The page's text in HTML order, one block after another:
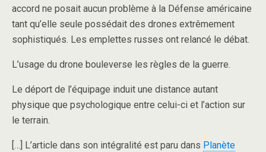
accord ne posait aucun problème à la Défense américaine
tant qu’elle seule possédait des drones extrêmement
sophistiqués. Les emplettes russes ont relancé le débat.
L’usage du drone bouleverse les règles de la guerre.
Le déport de l’équipage induit une distance autant
physique que psychologique entre celui-ci et l’action sur
le terrain.
[…] L’article dans son intégralité est paru dans Planète